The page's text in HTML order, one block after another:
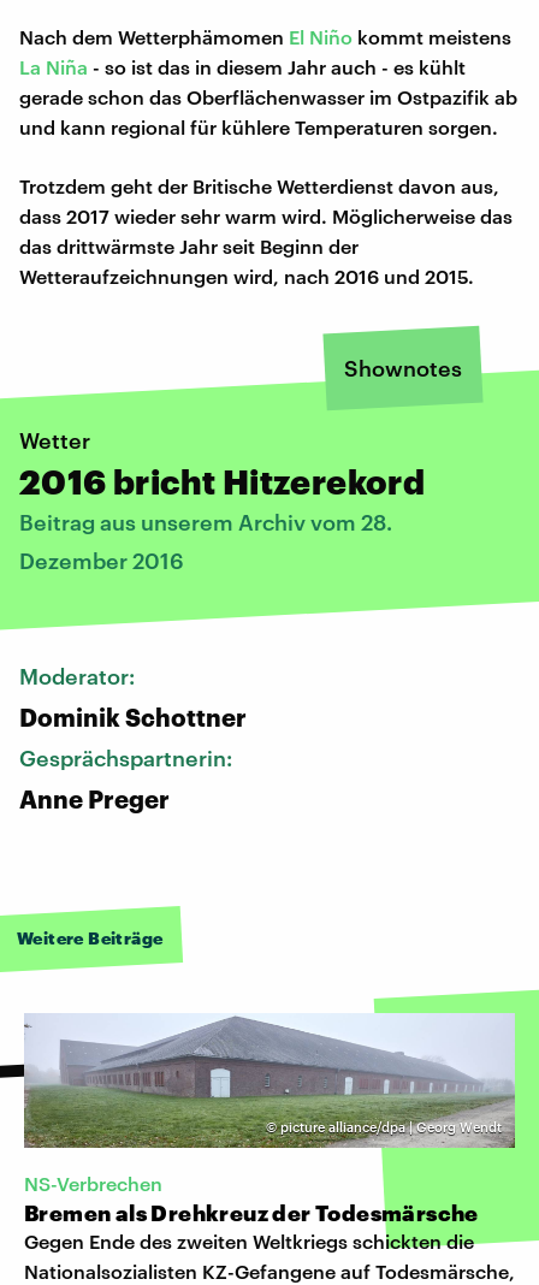
Nach dem Wetterphämomen El Niño kommt meistens
La Niña - so ist das in diesem Jahr auch - es kühlt
gerade schon das Oberflächenwasser im Ostpazifik ab
und kann regional für kühlere Temperaturen sorgen.
Trotzdem geht der Britische Wetterdienst davon aus,
dass 2017 wieder sehr warm wird. Möglicherweise das
das drittwärmste Jahr seit Beginn der
Wetteraufzeichnungen wird, nach 2016 und 2015.
Shownotes
Wetter
2016 bricht Hitzerekord
Beitrag aus unserem Archiv vom 28.
Dezember 2016
Moderator:
Dominik Schottner
Gesprächspartnerin:
Anne Preger
Weitere Beiträge
©picture alliance/dpa | Georg Wendt
NS-Verbrechen
Bremen als Drehkreuz der Todesmärsche
Gegen Ende des zweiten Weltkriegs schickten die
Nationalsozialisten KZ-Gefangene auf Todesmärsche,